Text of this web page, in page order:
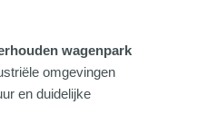
wagenpark
omgevingen
en duidelijke